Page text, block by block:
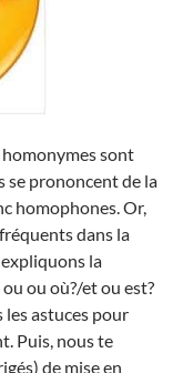
homonymes sont
se prononcent de la
homophones. Or,
dans la
la
ou où?/et ou est?
astuces pour
Puis, nous te
de mise en